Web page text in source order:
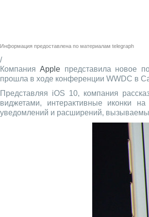
Информация предоставлена по материалам telegraph
/
КомпанияApple представила новое
прошла в ходе конференции WWDC в
Представляя iOS 10, компания
виджетами, интерактивные иконки
уведомлений и расширений,